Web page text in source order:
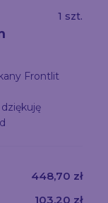
1 szt.
Frontlit
dziękuję
448,70 zł
103,20 zł